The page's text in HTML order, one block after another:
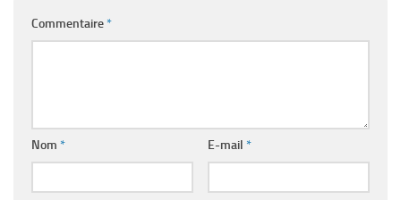
Commentaire*
Nom * E-mail *